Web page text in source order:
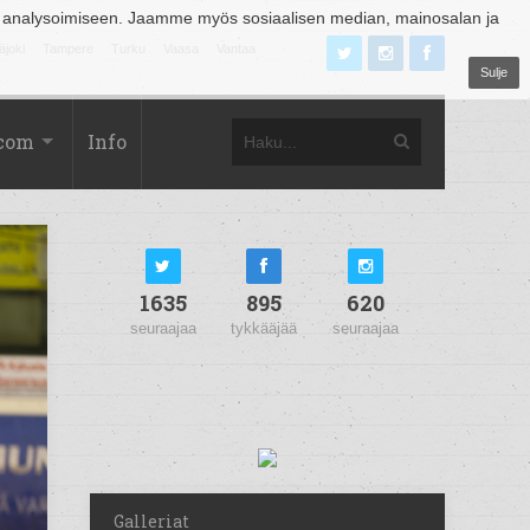
Jaamme myös sosiaalisen median, mainosalan ja
Sulje
Info
1635
seuraajaa
895
tykkääjää
620
seuraajaa
Galleriat